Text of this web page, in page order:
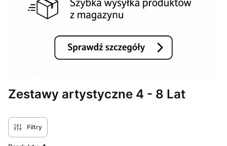
Zestawy artystyczne 4 - 8 Lat
Filtry